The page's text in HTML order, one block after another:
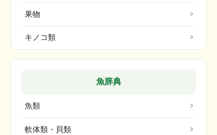
果物
キノコ類
魚辞典
魚類
軟体類・貝類